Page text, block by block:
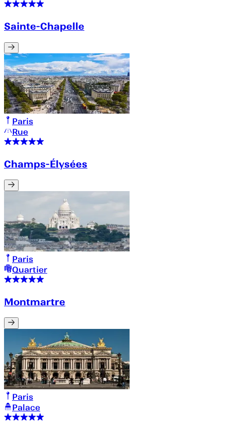
Sainte-Chapelle
Paris
Rue
Champs-Élysées
Paris
Quartier
Montmartre
Paris
Palace